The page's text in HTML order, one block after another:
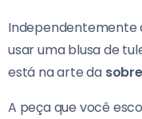
Independentemente
usar uma blusa de
está na arte da
A peça que você